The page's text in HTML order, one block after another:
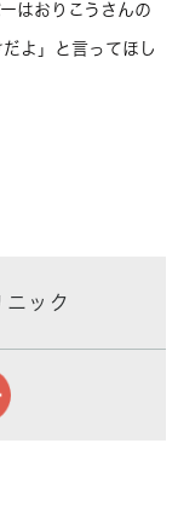
はおりこうさんの
よ」と言ってほし
ック